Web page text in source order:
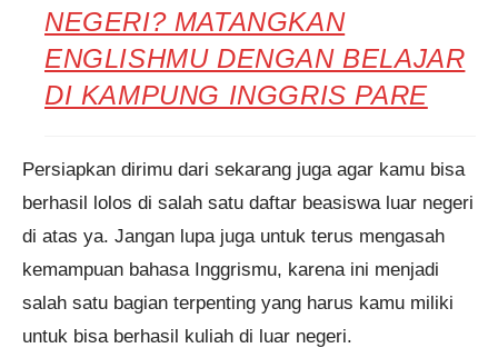
NEGERI? MATANGKAN
ENGLISHMU DENGAN BELAJAR
DI KAMPUNG INGGRIS PARE
Persiapkan dirimu dari sekarang juga agar kamu bisa
berhasil lolos di salah satu daftar beasiswa luar negeri
di atas ya. Jangan lupa juga untuk terus mengasah
kemampuan bahasa Inggrismu, karena ini menjadi
salah satu bagian terpenting yang harus kamu miliki
untuk bisa berhasil kuliah di luar negeri.